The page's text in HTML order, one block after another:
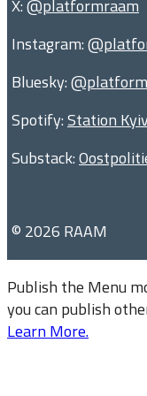
X:@platformraam
Instagram:
Bluesky:
Spotify:Station Kyiv
Substack:
© 2026 RAAM
Publish the Menu
you can publish
Learn More.